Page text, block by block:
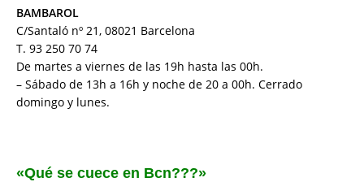
BAMBAROL
C/Santaló nº 21, 08021 Barcelona
T. 93 250 70 74
De martes a viernes de las 19h hasta las 00h.
– Sábado de 13h a 16h y noche de 20 a 00h. Cerrado
domingo y lunes.
«Qué se cuece en Bcn???»